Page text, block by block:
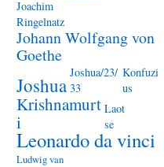
Joachim
Ringelnatz
Johann Wolfgang von
Goethe
Joshua
Joshua/23/
33
Konfuzi
us
Krishnamurt
i
Laot
se
Leonardo da vinci
Ludwig van